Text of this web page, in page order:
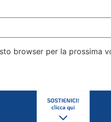
browser per la prossima